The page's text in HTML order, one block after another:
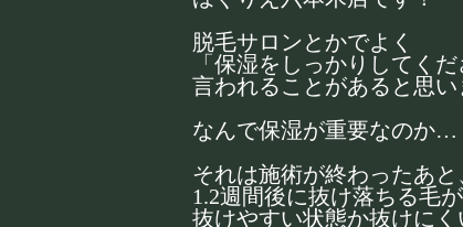
脱毛サロンとかでよく
「保湿をしっかりしてく
言われることがあると思い
なんで保湿が重要なのか…
それは施術が終わったあと
1.2週間後に抜け落ちる毛が
抜けやすい状態か抜けに